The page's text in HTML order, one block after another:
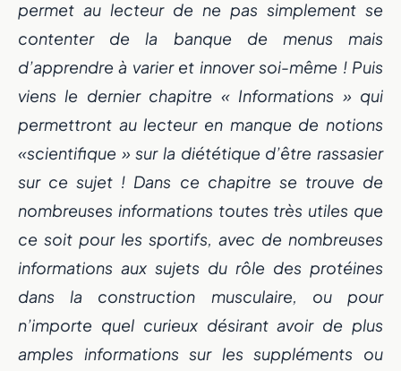
permet au lecteur de ne pas simplement se
contenter de la banque de menus mais
d’apprendre à varier et innover soi-même ! Puis
viens le dernier chapitre « Informations » qui
permettront au lecteur en manque de notions
«scientifique » sur la diététique d’être rassasier
sur ce sujet ! Dans ce chapitre se trouve de
nombreuses informations toutes très utiles que
ce soit pour les sportifs, avec de nombreuses
informations aux sujets du rôle des protéines
dans la construction musculaire, ou pour
n’importe quel curieux désirant avoir de plus
amples informations sur les suppléments ou